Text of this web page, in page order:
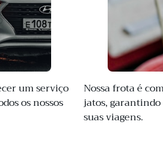
um serviço
os nossos
Nossa frota é
jatos,
suas viagens.